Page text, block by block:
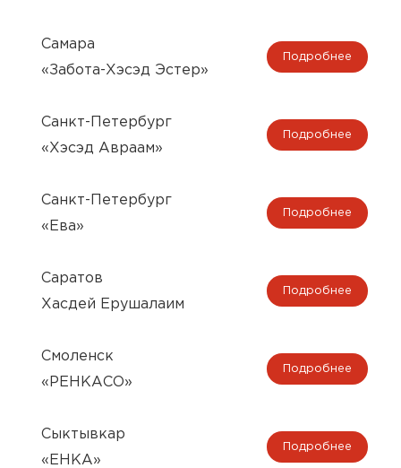
Самара
«Забота-Хэсэд Эстер»
Подробнее
Санкт-Петербург
«Хэсэд Авраам»
Подробнее
Санкт-Петербург
«Ева»
Подробнее
Саратов
Хасдей Ерушалаим
Подробнее
Смоленск
«РЕНКАСО»
Подробнее
Сыктывкар
«ЕНКА»
Подробнее